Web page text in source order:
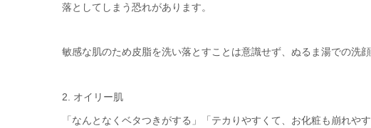
落としてしまう恐れがあります。
敏感な肌のため皮脂を洗い落とすことは意識せず、ぬるま湯での洗顔
2. オイリー肌
「なんとなくベタつきがする」「テカりやすくて、お化粧も崩れ